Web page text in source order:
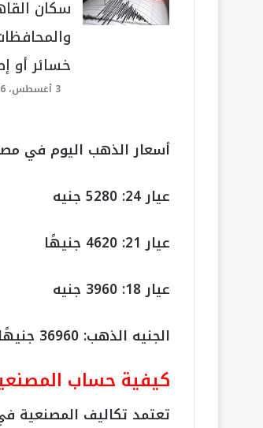
سكان
خسائر أو
3 أغسطس، 2026
أسعار الذهب اليوم في
عيار 24: 5280 جنيه
عيار 21: 4620 جنيهًا
عيار 18: 3960 جنيه
الجنيه الذهب: 36960 جنيهًا
كيفية حساب
تعتمد تكاليف المصنعية